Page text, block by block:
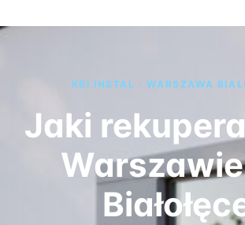
KBI INSTAL · WARSZAWA
Jaki